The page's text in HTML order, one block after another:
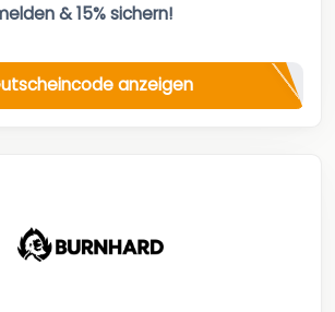
& 15% sichern!
anzeigen